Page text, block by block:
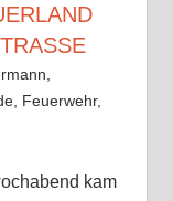
I
Feuerwehr,
kam